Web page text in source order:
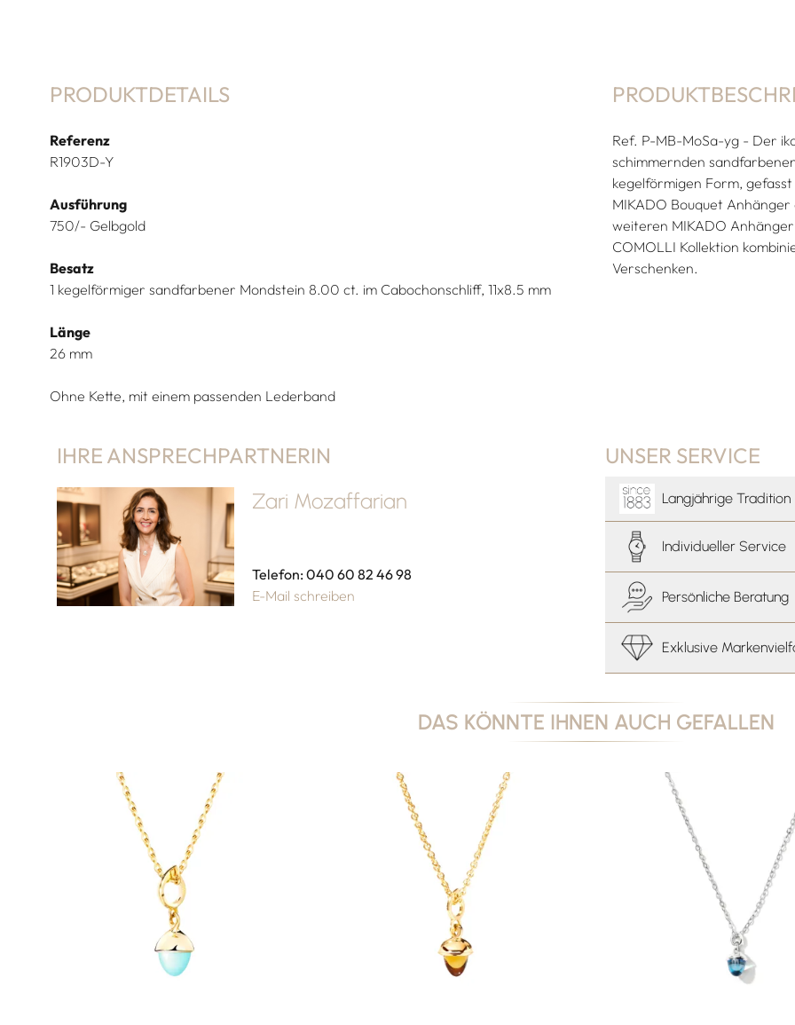
PRODUKTDETAILS
Referenz
R1903D-Y
Ausführung
750/- Gelbgold
Besatz
1 kegelförmiger sandfarbener Mondstein 8.00 ct. im Cabochonschliff, 11x8.5 mm
Länge
26 mm
Ohne Kette, mit einem passenden Lederband
Ref. P-MB-MoSa-yg - Der
schimmernden
kegelförmigen Form,
MIKADO Bouquet
weiteren MIKADO
COMOLLI Kollektion
Verschenken.
IHRE ANSPRECHPARTNERIN
Zari Mozaffarian
Telefon: 040 60 82 46 98
E-Mail schreiben
UNSER SERVICE
Langjährige Tradition
Individueller Service
Persönliche Beratung
Exklusive
DAS KÖNNTE IHNEN AUCH GEFALLEN